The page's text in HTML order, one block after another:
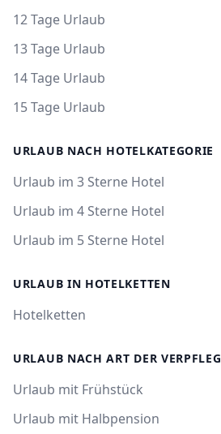
12 Tage Urlaub
13 Tage Urlaub
14 Tage Urlaub
15 Tage Urlaub
URLAUB NACH HOTELKATEGORIE
Urlaub im 3 Sterne Hotel
Urlaub im 4 Sterne Hotel
Urlaub im 5 Sterne Hotel
URLAUB IN HOTELKETTEN
Hotelketten
URLAUB NACH ART DER
Urlaub mit Frühstück
Urlaub mit Halbpension